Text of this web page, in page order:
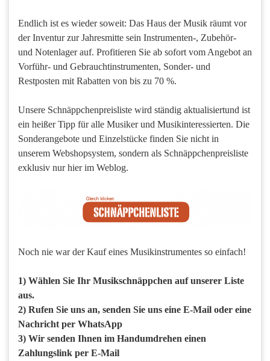
Endlich ist es wieder soweit: Das Haus der Musik räumt vor
der Inventur zur Jahresmitte sein Instrumenten-, Zubehör-
und Notenlager auf. Profitieren Sie ab sofort vom Angebot an
Vorführ- und Gebrauchtinstrumenten, Sonder- und
Restposten mit Rabatten von bis zu 70 %.
Unsere Schnäppchenpreisliste wird ständig aktualisiertund ist
ein heißer Tipp für alle Musiker und Musikinteressierten. Die
Sonderangebote und Einzelstücke finden Sie nicht in
unserem Webshopsystem, sondern als Schnäppchenpreisliste
exklusiv nur hier im Weblog.
Noch nie war der Kauf eines Musikinstrumentes so einfach!
1) Wählen Sie Ihr Musikschnäppchen auf unserer Liste
aus.
2) Rufen Sie uns an, senden Sie uns eine E-Mail oder eine
Nachricht per WhatsApp
3) Wir senden Ihnen im Handumdrehen einen
Zahlungslink per E-Mail